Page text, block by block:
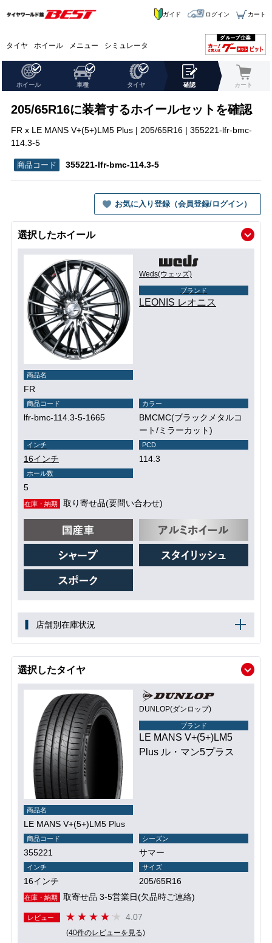
タイヤ ホイール メニュー シミュレータ
ガイド ログイン カート
ホイール 車種 タイヤ 確認 カート
205/65R16に装着するホイールセットを確認
FR x LE MANS V+(5+)LM5 Plus | 205/65R16 | 355221-lfr-bmc-
114.3-5
355221-lfr-bmc-114.3-5
お気に入り登録（会員登録/ログイン）
選択したホイール
Weds(ウェッズ)
ブランド
LEONIS レオニス
商品名
FR
商品コード
lfr-bmc-114.3-5-1665
カラー
BMCMC(ブラックメタルコ
ート/ミラーカット)
インチ
16インチ
PCD
114.3
ホール数
5
在庫・納期 取り寄せ品(要問い合わせ)
店舗別在庫状況
選択したタイヤ
DUNLOP(ダンロップ)
ブランド
LE MANS V+(5+)LM5
Plus ル・マン5プラス
商品名
LE MANS V+(5+)LM5 Plus
商品コード
355221
シーズン
サマー
インチ
16インチ
サイズ
205/65R16
在庫・納期 取寄せ品 3-5営業日(欠品時ご連絡)
レビュー 4.07
(40件のレビューを見る)